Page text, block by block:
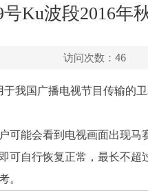
号Ku波段2016年
访问次数： 46
于我国广播电视节目传输的
可能会看到电视画面出现
可自行恢复正常，最长不超
。